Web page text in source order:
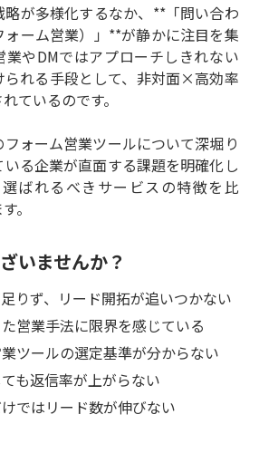
が多様化するなか、**「問い合わ
ーム営業）」**が静かに注目を集
業やDMではアプローチしきれない
られる手段として、非対面×高効率
ているのです。
ォーム営業ツールについて深堀り
る企業が直面する課題を明確化し
ばれるべきサービスの特徴を比
。
いませんか？
りず、リード開拓が追いつかない
営業手法に限界を感じている
ツールの選定基準が分からない
も返信率が上がらない
ではリード数が伸びない